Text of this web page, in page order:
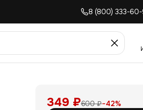
8 (800) 333-
349 ₽600 ₽−42%